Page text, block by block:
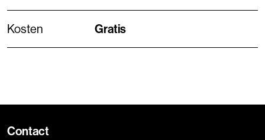
Kosten Gratis
Contact